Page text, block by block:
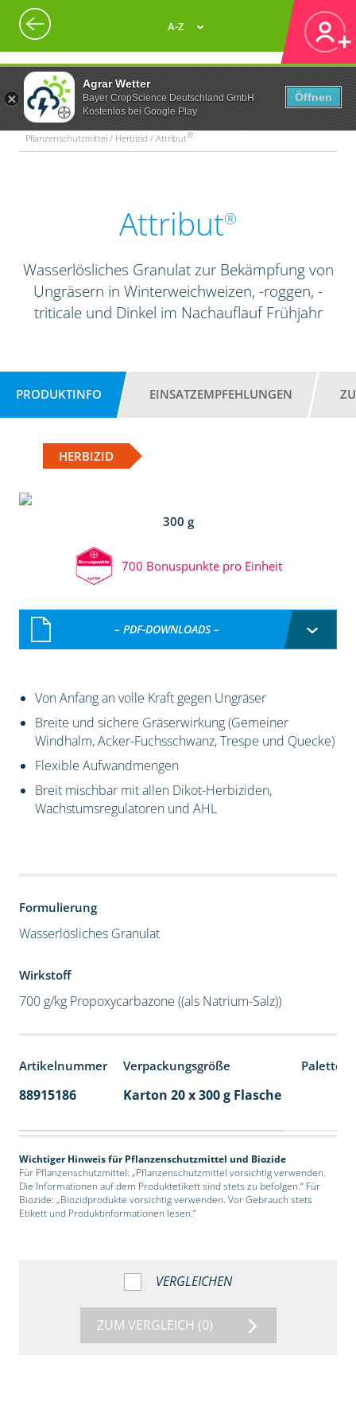
Agrar Wetter
Bayer CropScience Deutschland GmbH
Kostenlos bei Google Play
Öffnen
A-Z
Pflanzenschutzmittel / Herbizid / Attribut®
Attribut®
Wasserlösliches Granulat zur Bekämpfung von
Ungräsern in Winterweichweizen, -roggen, -
triticale und Dinkel im Nachauflauf Frühjahr
PRODUKTINFO EINSATZEMPFEHLUNGEN
HERBIZID
300 g
700 Bonuspunkte pro Einheit
– PDF-DOWNLOADS –
Von Anfang an volle Kraft gegen Ungräser
Breite und sichere Gräserwirkung (Gemeiner
Windhalm, Acker-Fuchsschwanz, Trespe und Quecke)
Flexible Aufwandmengen
Breit mischbar mit allen Dikot-Herbiziden,
Wachstumsregulatoren und AHL
Formulierung
Wasserlösliches Granulat
Wirkstoff
700 g/kg Propoxycarbazone ((als Natrium-Salz))
Artikelnummer Verpackungsgröße
88915186 Karton 20 x 300 g Flasche
Wichtiger Hinweis für Pflanzenschutzmittel und Biozide
Für Pflanzenschutzmittel: „Pflanzenschutzmittel vorsichtig verwenden.
Die Informationen auf dem Produktetikett sind stets zu befolgen.“ Für
Biozide: „Biozidprodukte vorsichtig verwenden. Vor Gebrauch stets
Etikett und Produktinformationen lesen.“
VERGLEICHEN
ZUM VERGLEICH (0)